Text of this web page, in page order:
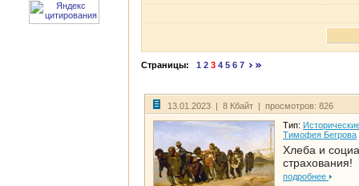
Страницы: 1 2 3 4 5 6 7
13.01.2023 | 8 Кбайт | просмотров: 826
Тип:
Тимофея Бегрова
Хлеба и
страхования!
подробнее